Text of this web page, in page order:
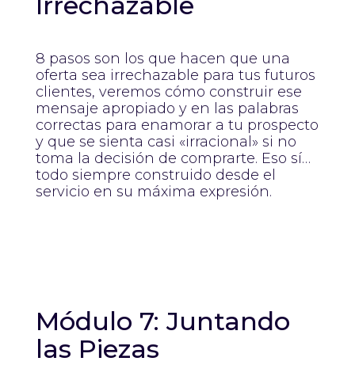
8 pasos son los que hacen que una
oferta sea irrechazable para tus futuros
clientes, veremos cómo construir ese
mensaje apropiado y en las palabras
correctas para enamorar a tu prospecto
y que se sienta casi «irracional» si no
toma la decisión de comprarte. Eso sí…
todo siempre construido desde el
servicio en su máxima expresión.
Módulo 7: Juntando
las Piezas